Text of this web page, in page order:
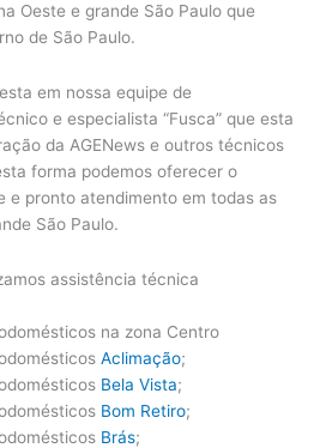
Oeste e grande São Paulo que
de São Paulo.
em nossa equipe de
e especialista “Fusca” que esta
da AGENews e outros técnicos
forma podemos oferecer o
e pronto atendimento em todas as
São Paulo.
assistência técnica
na zona Centro
Aclimação;
Bela Vista;
Bom Retiro;
Brás;